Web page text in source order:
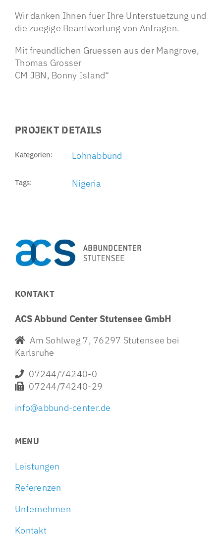
Wir danken Ihnen fuer Ihre Unterstuetzung und
die zuegige Beantwortung von Anfragen.
Mit freundlichen Gruessen aus der Mangrove,
Thomas Grosser
CM JBN, Bonny Island“
PROJEKT DETAILS
Kategorien: Lohnabbund
Tags: Nigeria
KONTAKT
ACS Abbund Center Stutensee GmbH
Am Sohlweg 7, 76297 Stutensee bei
Karlsruhe
07244/74240-0
07244/74240-29
info@abbund-center.de
MENU
Leistungen
Referenzen
Unternehmen
Kontakt